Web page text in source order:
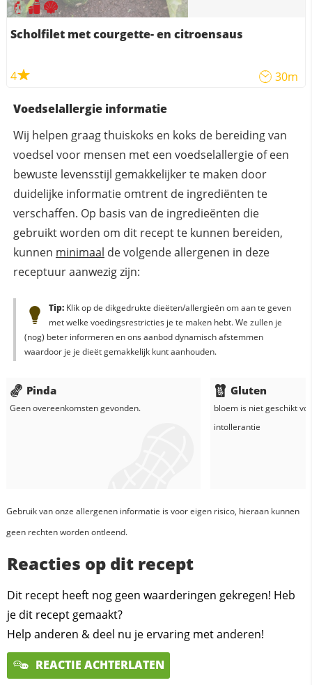
Scholfilet met courgette- en citroensaus
4 30m
Voedselallergie informatie
Wij helpen graag thuiskoks en koks de bereiding van
voedsel voor mensen met een voedselallergie of een
bewuste levensstijl gemakkelijker te maken door
duidelijke informatie omtrent de ingrediënten te
verschaffen. Op basis van de ingredieënten die
gebruikt worden om dit recept te kunnen bereiden,
kunnen minimaal de volgende allergenen in deze
receptuur aanwezig zijn:
Tip:Klik op de dikgedrukte dieëten/allergieën om aan te geven
met welke voedingsrestricties je te maken hebt. We zullen je
(nog) beter informeren en ons aanbod dynamisch afstemmen
waardoor je je dieët gemakkelijk kunt aanhouden.
Pinda
Geen overeenkomsten gevonden.
Gluten
bloemis niet geschikt
intollerantie
Gebruik van onze allergenen informatie is voor eigen risico, hieraan kunnen
geen rechten worden ontleend.
Reacties op dit recept
Dit recept heeft nog geen waarderingen gekregen! Heb
je dit recept gemaakt?
Help anderen & deel nu je ervaring met anderen!
REACTIE ACHTERLATEN